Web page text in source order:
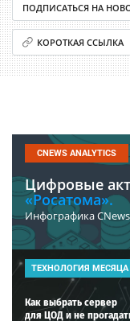
ПОДПИСАТЬСЯ НА
КОРОТКАЯ ССЫЛКА
CNEWS ANALYTICS
Цифровые
«Росатома».
Инфографика CNews
ТЕХНОЛОГИЯ МЕСЯЦА
Как выбрать сервер
для ЦОД и не